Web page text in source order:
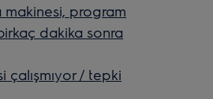
makinesi, program
dakika sonra
çalışmıyor / tepki